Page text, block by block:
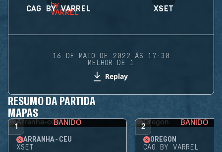
CAG BY VARREL XSET
16 DE MAIO DE 2022 ÀS 17:30
MELHOR DE 1
Replay
RESUMO DA PARTIDA
MAPAS
1 BANIDO
ARRANHA-CÉU
XSET
2 BANIDO
OREGON
CAG BY VARREL